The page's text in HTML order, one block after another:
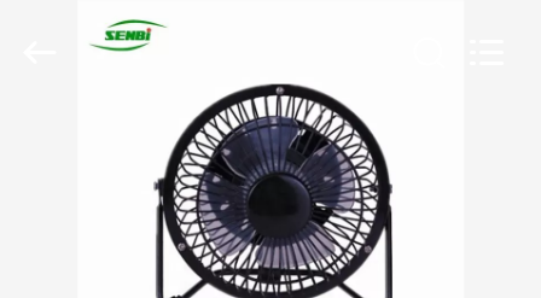
PRODUCTOS